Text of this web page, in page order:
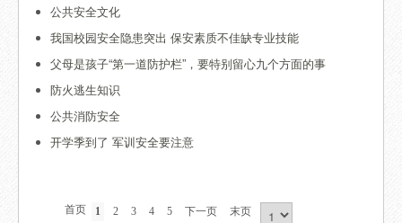
公共安全文化
我国校园安全隐患突出 保安素质不佳缺专业技能
父母是孩子“第一道防护栏”，要特别留心九个方面的事
防火逃生知识
公共消防安全
开学季到了 军训安全要注意
首页 1 2 3 4 5 下一页 末页